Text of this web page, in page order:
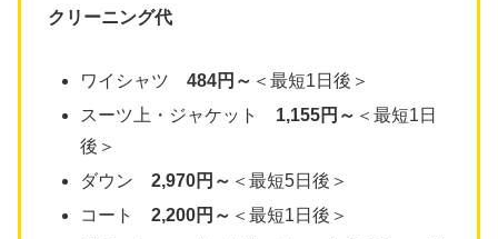
クリーニング代
ワイシャツ484円～ ＜最短1日後＞
スーツ上・ジャケット 1,155円～ ＜最短1日
後＞
ダウン2,970円～ ＜最短5日後＞
コート2,200円～ ＜最短1日後＞